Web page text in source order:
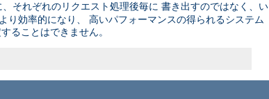
それぞれのリクエスト処理後毎に 書き出すのではなく、い
り効率的になり、 高いパフォーマンスの得られるシステム
ることはできません。